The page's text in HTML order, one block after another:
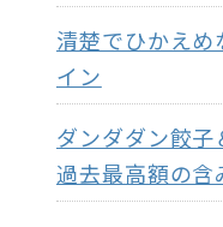
清楚でひかえ
イン
ダンダダン餃子
過去最高額の